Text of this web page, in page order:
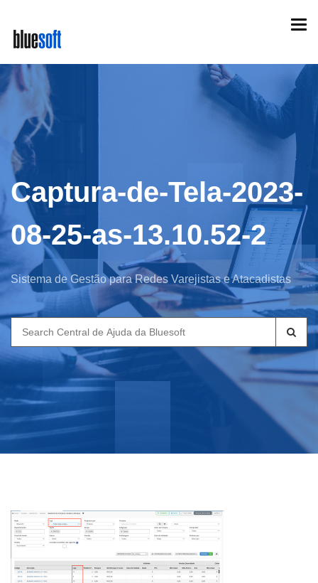
main
content
Captura-de-Tela-2023-
08-25-as-13.10.52-2
Sistema de Gestão para Redes Varejistas e Atacadistas
Search
for: